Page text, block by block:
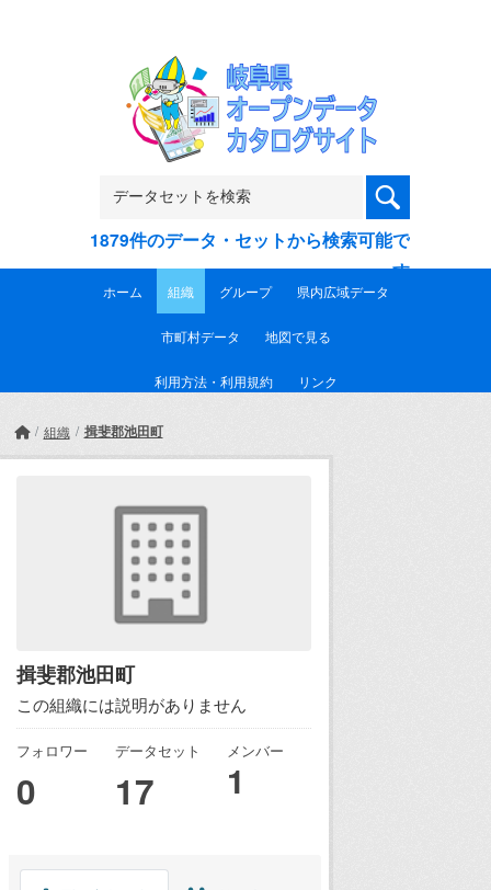
1879件のデータ・セットから検索可能で
す
ホーム 組織 グループ 県内広域データ
市町村データ 地図で見る
利用方法・利用規約 リンク
組織 揖斐郡池田町
揖斐郡池田町
この組織には説明がありません
フォロワー
0
データセット
17
メンバー
1